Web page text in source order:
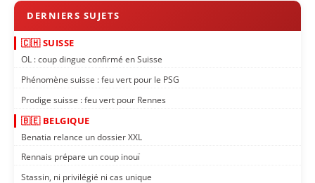
🇨🇭 SUISSE
OL : coup dingue confirmé en Suisse
Phénomène suisse : feu vert pour le PSG
Prodige suisse : feu vert pour Rennes
🇧🇪 BELGIQUE
Benatia relance un dossier XXL
Rennais prépare un coup inouï
Stassin, ni privilégié ni cas unique